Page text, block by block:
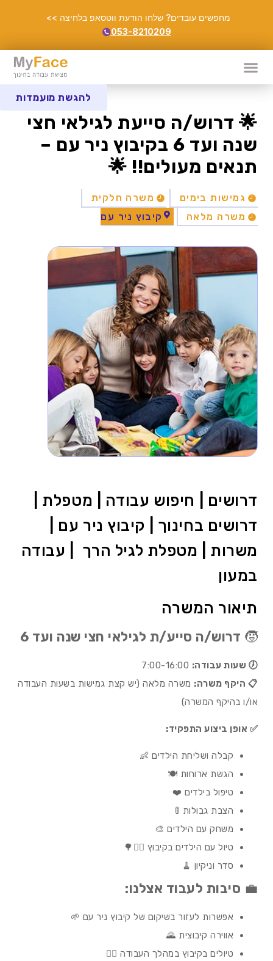
מחפשים עובדים? שלחו הודעת ווטסאפ בלחיצה >>
053-8210209
🌟 דרוש/ה סייעת לגילאי חצי
שנה ועד 6 בקיבוץ ניר עם –
תנאים מעולים!! 🌟
גמישות בימים
משרה חלקית
משרה מלאה
קיבוץ ניר עם
להגשת מועמדות
דרושים | חיפוש עבודה | מטפלת |
דרושים בחינוך | קיבוץ ניר עם |
משרות | מטפלת לגיל הרך | עבודה
במעון
תיאור המשרה
🧒 דרוש/ה סייע/ת לגילאי חצי שנה ועד 6
🕖 שעות עבודה:
📋 היקף משרה: משרה מלאה (יש קצת גמישות בשעות העבודה
או/ו בהיקף המשרה)
✅ אופן ביצוע התפקיד:
קבלה ושליחת הילדים 👶
הגשת ארוחות 🍽️
טיפול בילדים ❤️
הצבת גבולות 🚦
משחק עם הילדים 🎨
טיול עם הילדים בקיבוץ 🚶‍♂️🌳
סדר וניקיון 🧹
💼 סיבות לעבוד אצלנו:
אפשרות לעזור בשיקום של קיבוץ ניר עם 🌱
אווירה קיבוצית 🌄
טיולים בקיבוץ במהלך העבודה 🚴‍♀️